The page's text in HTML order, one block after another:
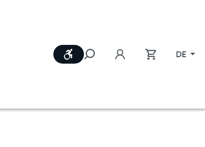
Werkzeugleiste anzeigen DE